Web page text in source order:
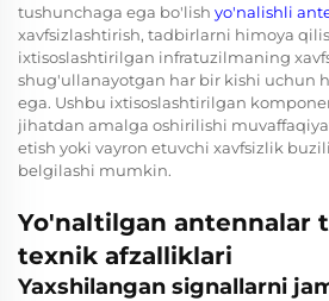
tushunchaga ega bo'lish yo'nalishli
xavfsizlashtirish, tadbirlarni himoya
ixtisoslashtirilgan infratuzilmaning
shug'ullanayotgan har bir kishi uchun
ega. Ushbu ixtisoslashtirilgan
jihatdan amalga oshirilishi
etish yoki vayron etuvchi xavfsizlik
belgilashi mumkin.
Yo'naltilgan antennalar
texnik afzalliklari
Yaxshilangan signallarni